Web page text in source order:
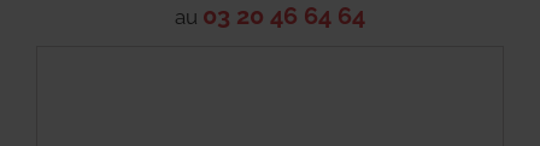
au 03 20 46 64 64